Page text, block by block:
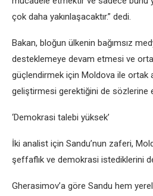
çok daha yakınlaşacaktır.” dedi.
Bakan, bloğun ülkenin bağımsız
desteklemeye devam etmesi ve
güçlendirmek için Moldova ile ortak
geliştirmesi gerektiğini de sözlerine
‘Demokrasi talebi yüksek’
İki analist için Sandu’nun zaferi,
şeffaflık ve demokrasi istediklerini
Gherasimov’a göre Sandu hem